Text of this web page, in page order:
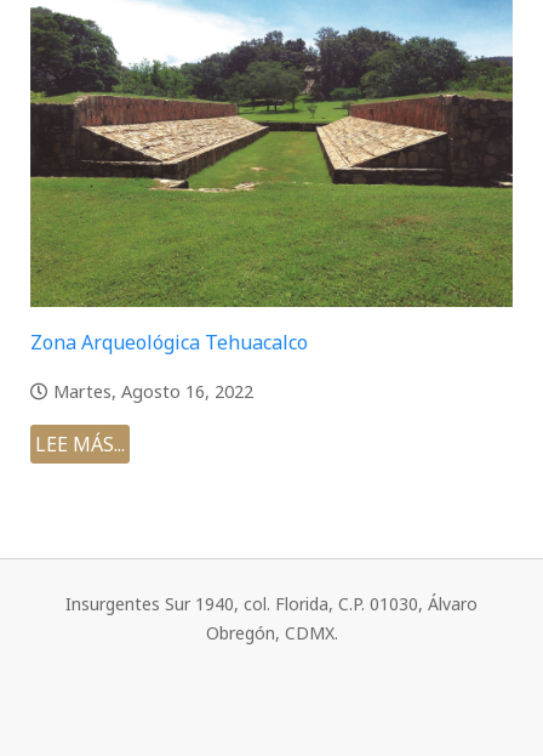
Zona Arqueológica Tehuacalco
Martes, Agosto 16, 2022
LEE MÁS...
Insurgentes Sur 1940, col. Florida, C.P. 01030, Álvaro
Obregón, CDMX.